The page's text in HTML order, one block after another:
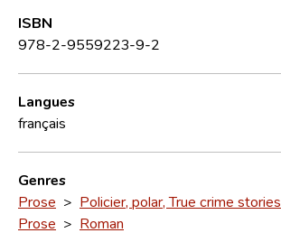
ISBN
978-2-9559223-9-2
Langues
français
Genres
Prose > Policier, polar, True crime stories
Prose > Roman